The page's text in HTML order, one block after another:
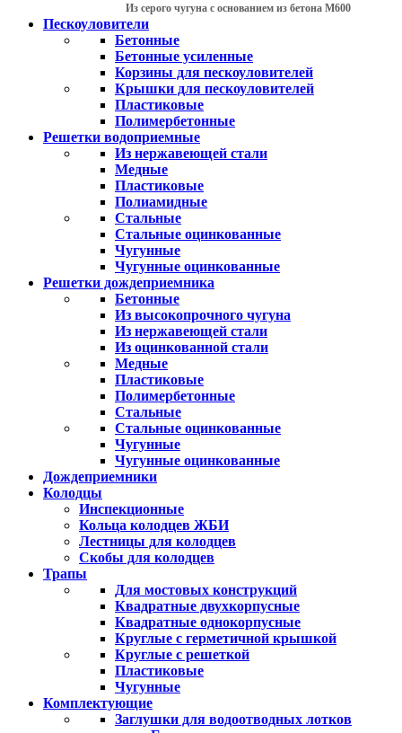
Из серого чугуна с основанием из бетона М600
Пескоуловители
Бетонные
Бетонные усиленные
Корзины для пескоуловителей
Крышки для пескоуловителей
Пластиковые
Полимербетонные
Решетки водоприемные
Из нержавеющей стали
Медные
Пластиковые
Полиамидные
Стальные
Стальные оцинкованные
Чугунные
Чугунные оцинкованные
Решетки дождеприемника
Бетонные
Из высокопрочного чугуна
Из нержавеющей стали
Из оцинкованной стали
Медные
Пластиковые
Полимербетонные
Стальные
Стальные оцинкованные
Чугунные
Чугунные оцинкованные
Дождеприемники
Колодцы
Инспекционные
Кольца колодцев ЖБИ
Лестницы для колодцев
Скобы для колодцев
Трапы
Для мостовых конструкций
Квадратные двухкорпусные
Квадратные однокорпусные
Круглые с герметичной крышкой
Круглые с решеткой
Пластиковые
Чугунные
Комплектующие
Заглушки для водоотводных лотков